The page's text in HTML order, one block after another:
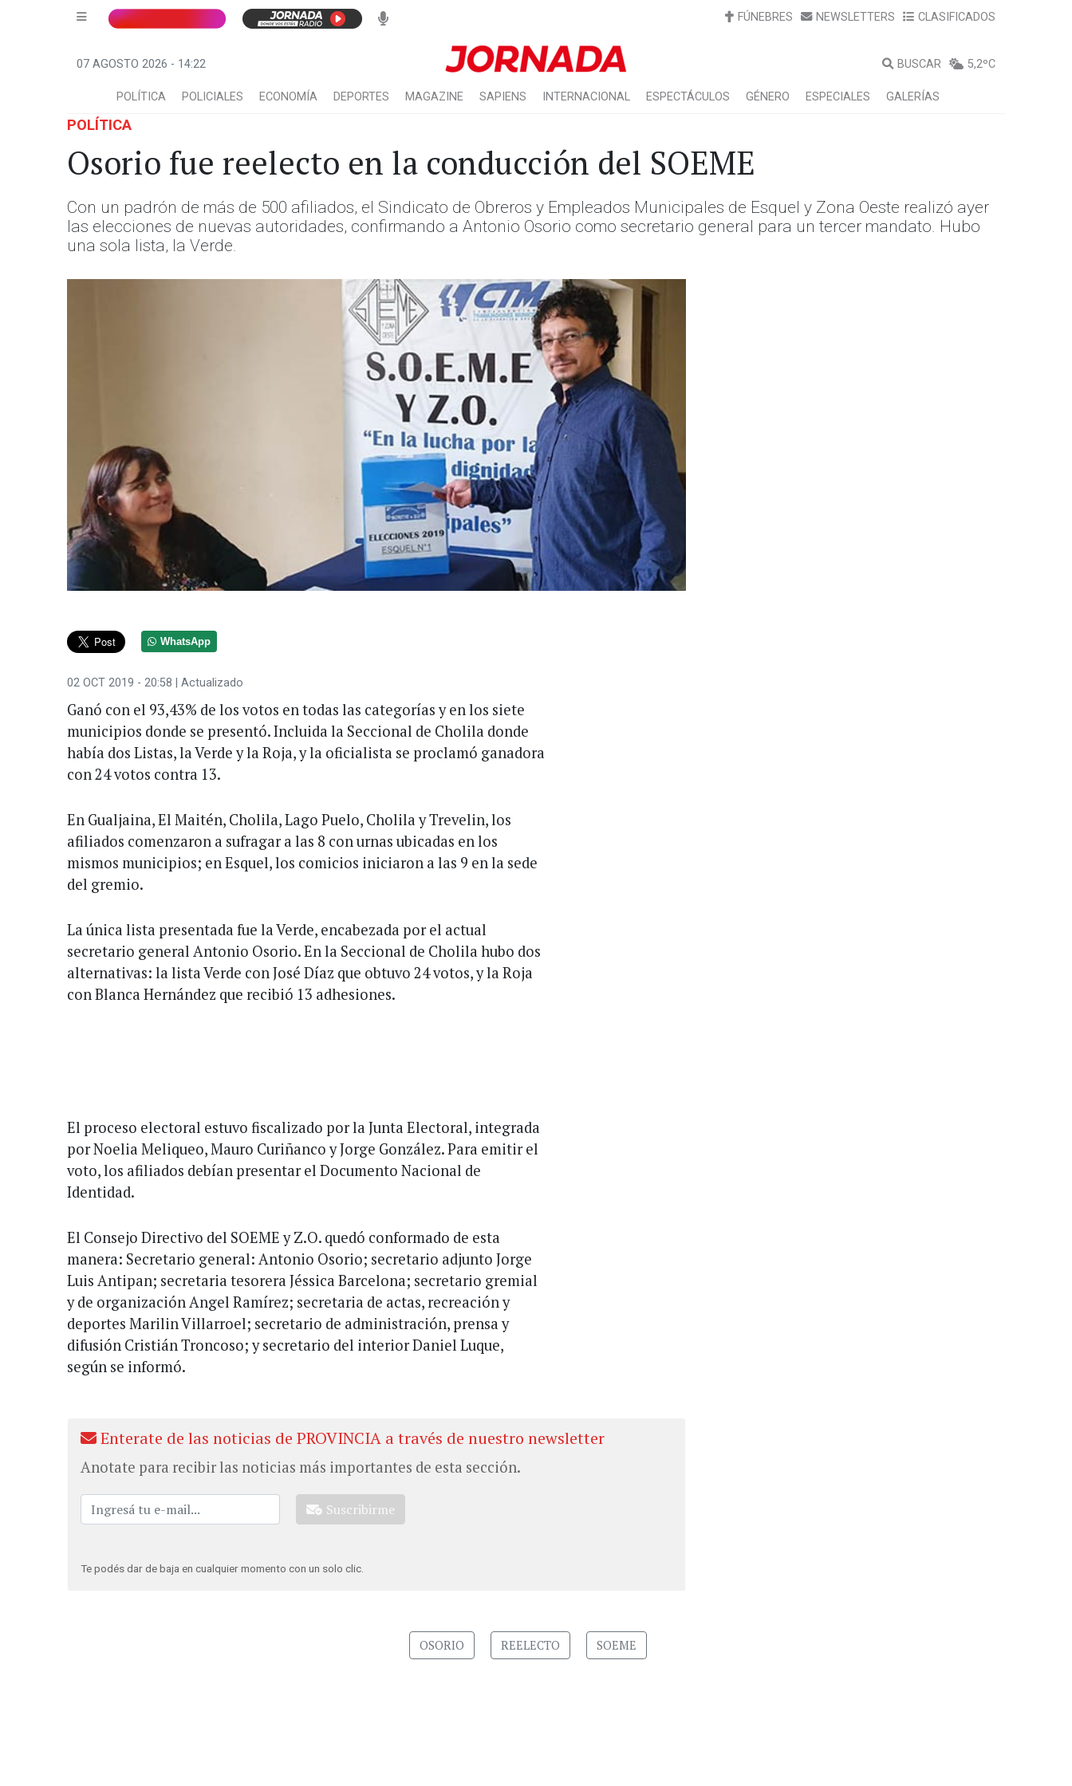
FÚNEBRES NEWSLETTERS CLASIFICADOS
07 AGOSTO 2026 - 14:22 BUSCAR 5,2ºC
POLÍTICA POLICIALES ECONOMÍA DEPORTES MAGAZINE SAPIENS INTERNACIONAL ESPECTÁCULOS GÉNERO ESPECIALES GALERÍAS
POLÍTICA
Osorio fue reelecto en la conducción del SOEME
Con un padrón de más de 500 afiliados, el Sindicato de Obreros y Empleados Municipales de Esquel y Zona Oeste realizó ayer
las elecciones de nuevas autoridades, confirmando a Antonio Osorio como secretario general para un tercer mandato. Hubo
una sola lista, la Verde.
WhatsApp
02 OCT 2019 - 20:58 | Actualizado
Ganó con el 93,43% de los votos en todas las categorías y en los siete
municipios donde se presentó. Incluida la Seccional de Cholila donde
había dos Listas, la Verde y la Roja, y la oficialista se proclamó ganadora
con 24 votos contra 13.
En Gualjaina, El Maitén, Cholila, Lago Puelo, Cholila y Trevelin, los
afiliados comenzaron a sufragar a las 8 con urnas ubicadas en los
mismos municipios; en Esquel, los comicios iniciaron a las 9 en la sede
del gremio.
La única lista presentada fue la Verde, encabezada por el actual
secretario general Antonio Osorio. En la Seccional de Cholila hubo dos
alternativas: la lista Verde con José Díaz que obtuvo 24 votos, y la Roja
con Blanca Hernández que recibió 13 adhesiones.
El proceso electoral estuvo fiscalizado por la Junta Electoral, integrada
por Noelia Meliqueo, Mauro Curiñanco y Jorge González. Para emitir el
voto, los afiliados debían presentar el Documento Nacional de
Identidad.
El Consejo Directivo del SOEME y Z.O. quedó conformado de esta
manera: Secretario general: Antonio Osorio; secretario adjunto Jorge
Luis Antipan; secretaria tesorera Jéssica Barcelona; secretario gremial
y de organización Angel Ramírez; secretaria de actas, recreación y
deportes Marilin Villarroel; secretario de administración, prensa y
difusión Cristián Troncoso; y secretario del interior Daniel Luque,
según se informó.
Enterate de las noticias de PROVINCIA a través de nuestro newsletter
Anotate para recibir las noticias más importantes de esta sección.
Suscribirme
Te podés dar de baja en cualquier momento con un solo clic.
OSORIO REELECTO SOEME